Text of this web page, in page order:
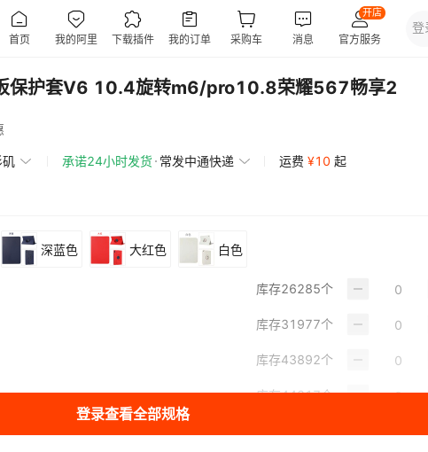
保护套V6 10.4旋转m6/pro10.8荣耀567畅享2
矶 承诺24小时发货 常发中通快递 运费 ¥10 起
深蓝色 大红色 白色
库存26285个
库存31977个
库存43892个
库存44317个
登录查看全部规格